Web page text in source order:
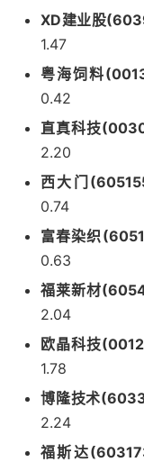
XD建业股
1.47
粤海饲料
0.42
直真科技
2.20
西大门
0.74
富春染织
0.63
福莱新材
2.04
欧晶科技
1.78
博隆技术
2.24
福斯达